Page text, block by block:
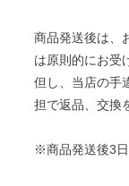
商品発送後は、
は原則的にお受
但し、当店の手
担で返品、交換
※商品発送後3日